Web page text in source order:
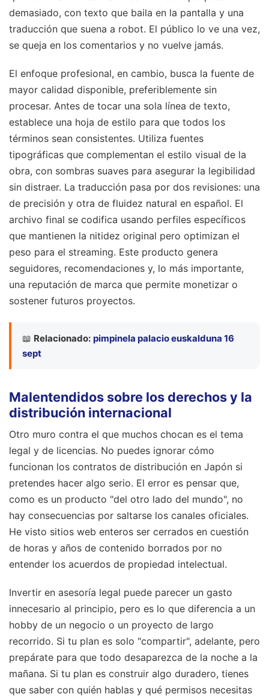
demasiado, con texto que baila en la pantalla y una
traducción que suena a robot. El público lo ve una vez,
se queja en los comentarios y no vuelve jamás.
El enfoque profesional, en cambio, busca la fuente de
mayor calidad disponible, preferiblemente sin
procesar. Antes de tocar una sola línea de texto,
establece una hoja de estilo para que todos los
términos sean consistentes. Utiliza fuentes
tipográficas que complementan el estilo visual de la
obra, con sombras suaves para asegurar la legibilidad
sin distraer. La traducción pasa por dos revisiones: una
de precisión y otra de fluidez natural en español. El
archivo final se codifica usando perfiles específicos
que mantienen la nitidez original pero optimizan el
peso para el streaming. Este producto genera
seguidores, recomendaciones y, lo más importante,
una reputación de marca que permite monetizar o
sostener futuros proyectos.
📖 Relacionado: pimpinela palacio euskalduna 16
sept
Malentendidos sobre los derechos y la
distribución internacional
Otro muro contra el que muchos chocan es el tema
legal y de licencias. No puedes ignorar cómo
funcionan los contratos de distribución en Japón si
pretendes hacer algo serio. El error es pensar que,
como es un producto "del otro lado del mundo", no
hay consecuencias por saltarse los canales oficiales.
He visto sitios web enteros ser cerrados en cuestión
de horas y años de contenido borrados por no
entender los acuerdos de propiedad intelectual.
Invertir en asesoría legal puede parecer un gasto
innecesario al principio, pero es lo que diferencia a un
hobby de un negocio o un proyecto de largo
recorrido. Si tu plan es solo "compartir", adelante, pero
prepárate para que todo desaparezca de la noche a la
mañana. Si tu plan es construir algo duradero, tienes
que saber con quién hablas y qué permisos necesitas